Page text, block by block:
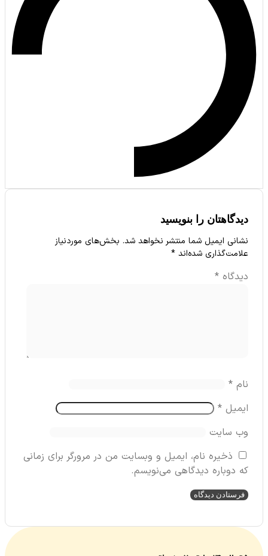
را بنویسید
ایمیل شما منتشر نخواهد شد. بخش‌های موردنیاز
شده‌اند *
*
*
سایت
ذخیره نام، ایمیل و وبسایت من در مرورگر برای زمانی
دوباره دیدگاهی می‌نویسم.